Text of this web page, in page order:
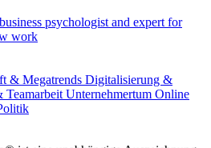
psychologist and expert for
work
& Megatrends Digitalisierung &
Teamarbeit Unternehmertum Online